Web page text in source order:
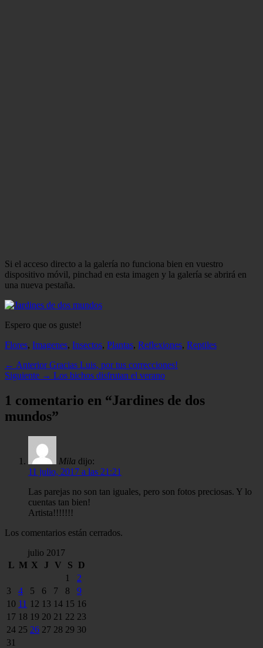
Si el acceso directo a la galería no funciona bien en vuestro
dispositivo móvil, pinchad en esta imagen y la galería se abrirá en
una nueva pestaña.
Espero que os guste!
Categorias
Flores, Imagenes, Insectos, Plantas, Reflexiones, Reptiles
Navegación
de
entradas
← Anterior Entrada
anterior:
Gracias Luis, por tus correcciones!
Siguiente → Entrada
Los bichos disfrutan el verano
1 comentario en “Jardines de dos
mundos”
Mila dijo:
11 julio, 2017 a las 21:21
Las parejas no son tan iguales, pero son fotos preciosas. Y lo
cuentas tan bien!
Artista!!!!!!!
Los comentarios están cerrados.
julio 2017
L M X J V S D
1
2
3
4 5 6 7 8
9
10 11 12 13 14 15 16
17 18 19 20 21 22 23
24 25 26 27 28 29 30
31